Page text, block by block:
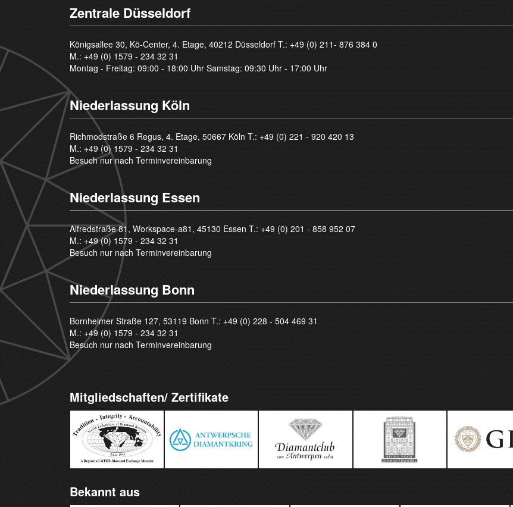
Zentrale Düsseldorf
Königsallee 30, Kö-Center, 4. Etage, 40212 Düsseldorf T.: +49 (0) 211- 876 384 0
M.: +49 (0) 1579 - 234 32 31
Montag - Freitag: 09:00 - 18:00 Uhr Samstag: 09:30 Uhr - 17:00 Uhr
Niederlassung Köln
Richmodstraße 6 Regus, 4. Etage, 50667 Köln T.: +49 (0) 221 - 920 420 13
M.: +49 (0) 1579 - 234 32 31
Besuch nur nach Terminvereinbarung
Niederlassung Essen
Alfredstraße 81, Workspace-a81, 45130 Essen T.: +49 (0) 201 - 858 952 07
M.: +49 (0) 1579 - 234 32 31
Besuch nur nach Terminvereinbarung
Niederlassung Bonn
Bornheimer Straße 127, 53119 Bonn T.: +49 (0) 228 - 504 469 31
M.: +49 (0) 1579 - 234 32 31
Besuch nur nach Terminvereinbarung
Mitgliedschaften/ Zertifikate
Bekannt aus